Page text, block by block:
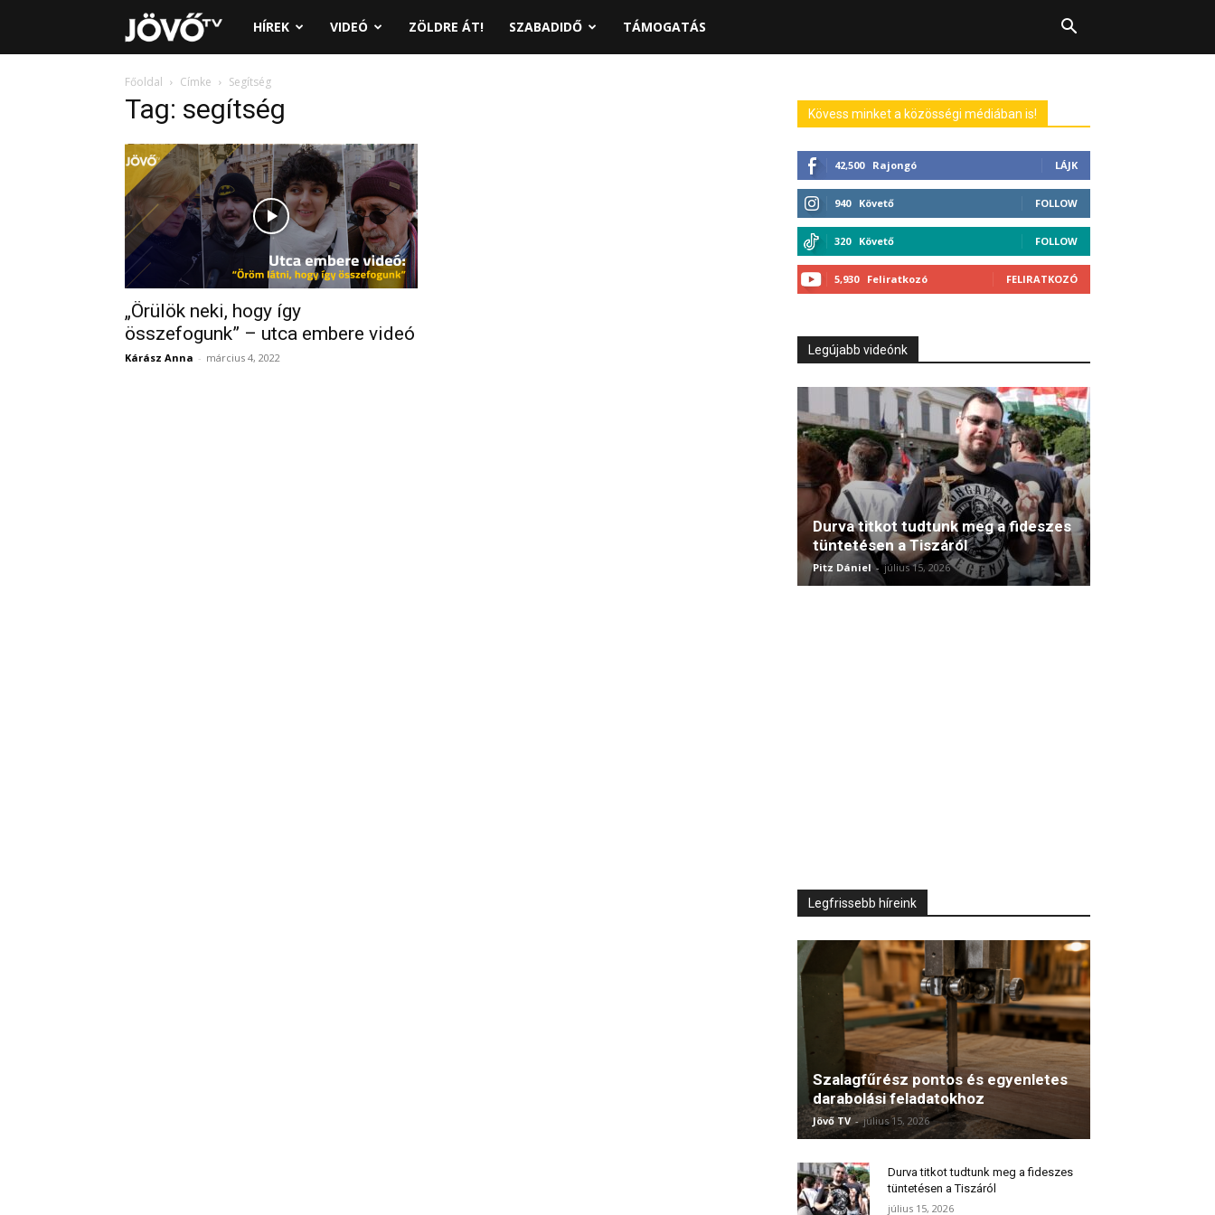
Jövő
TV
HÍREK VIDEÓ ZÖLDRE ÁT! SZABADIDŐ TÁMOGATÁS
Főoldal Címke Segítség
Tag: segítség
„Örülök neki, hogy így
összefogunk” – utca embere videó
Kárász Anna - március 4, 2022
Kövess minket a közösségi médiában is!
42,500 Rajongó LÁJK
940 Követő FOLLOW
320 Követő FOLLOW
5,930 Feliratkozó FELIRATKOZÓ
Legújabb videónk
Durva titkot tudtunk meg a fideszes
tüntetésen a Tiszáról
Pitz Dániel - július 15, 2026
Legfrissebb híreink
Szalagfűrész pontos és egyenletes
darabolási feladatokhoz
Jövő TV - július 15, 2026
Durva titkot tudtunk meg a fideszes
tüntetésen a Tiszáról
július 15, 2026